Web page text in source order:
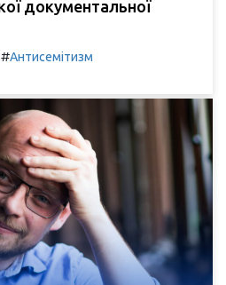
документальної
#Антисемітизм